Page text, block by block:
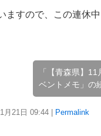
ますので、この連休
「【青森県】
ベントメモ」の
月21日 09:44 Permalink